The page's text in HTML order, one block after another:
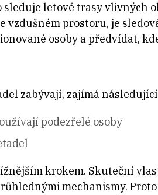
sleduje letové trasy vlivných
vzdušném prostoru, je
osoby a předvídat,
zabývají, zajímá
podezřelé osoby
krokem. Skuteční
mechanismy.